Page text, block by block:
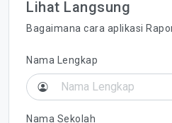
Lihat Langsung
Bagaimana cara aplikasi
Nama Lengkap
Nama Sekolah